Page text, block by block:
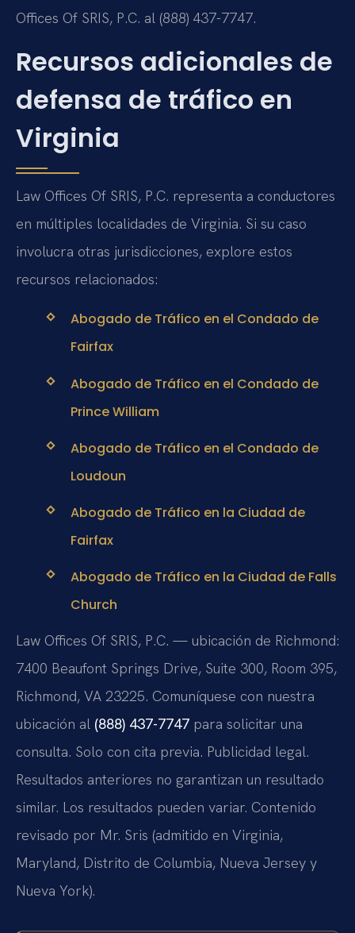
Offices Of SRIS, P.C. al (888) 437-7747.
Recursos adicionales de
defensa de tráfico en
Virginia
Law Offices Of SRIS, P.C. representa a conductores
en múltiples localidades de Virginia. Si su caso
involucra otras jurisdicciones, explore estos
recursos relacionados:
Abogado de Tráfico en el Condado de
Fairfax
Abogado de Tráfico en el Condado de
Prince William
Abogado de Tráfico en el Condado de
Loudoun
Abogado de Tráfico en la Ciudad de
Fairfax
Abogado de Tráfico en la Ciudad de Falls
Church
Law Offices Of SRIS, P.C. — ubicación de Richmond:
7400 Beaufont Springs Drive, Suite 300, Room 395,
Richmond, VA 23225. Comuníquese con nuestra
ubicación al (888) 437-7747 para solicitar una
consulta. Solo con cita previa. Publicidad legal.
Resultados anteriores no garantizan un resultado
similar. Los resultados pueden variar. Contenido
revisado por Mr. Sris (admitido en Virginia,
Maryland, Distrito de Columbia, Nueva Jersey y
Nueva York).